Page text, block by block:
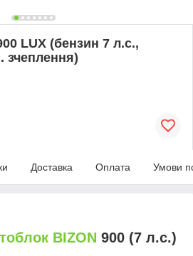
LUX (бензин 7 л.с.,
зчеплення)
Доставка Оплата Умови
BIZON 900 (7 л.с.)